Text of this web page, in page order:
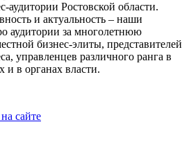
аудитории Ростовской области.
и актуальность – наши
аудитории за многолетнюю
бизнес-элиты, представителей
управленцев различного ранга в
и в органах власти.
сайте